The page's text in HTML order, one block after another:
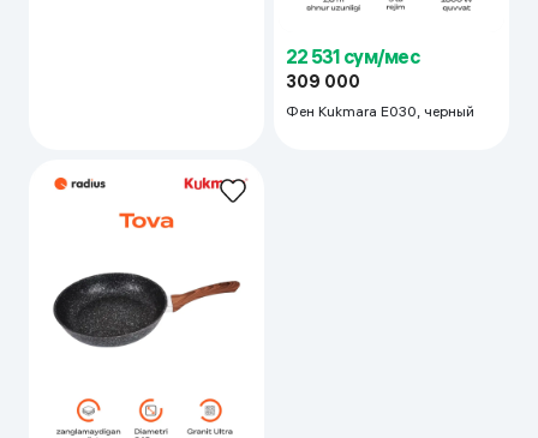
22 531 сум/мес
309 000
Фен Kukmara E030, черный